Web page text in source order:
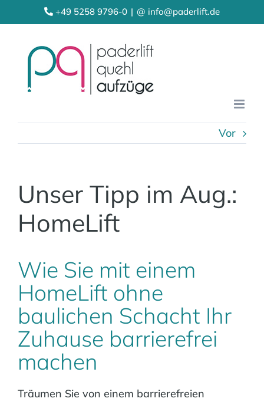
Inhalt
springen
+49 5258 9796-0 | @ info@paderlift.de
Vor
Unser Tipp im Aug.:
HomeLift
Wie Sie mit einem
HomeLift ohne
baulichen Schacht Ihr
Zuhause barrierefrei
machen
Träumen Sie von einem barrierefreien